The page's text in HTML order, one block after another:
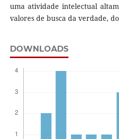
uma atividade intelectual
valores de busca da verdade,
DOWNLOADS